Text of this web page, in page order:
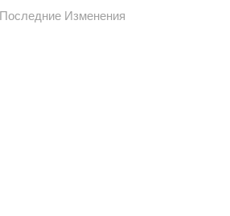
Последние Изменения